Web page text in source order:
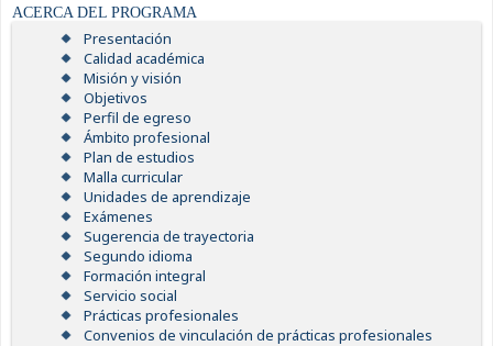
ACERCA DEL PROGRAMA
Presentación
Calidad académica
Misión y visión
Objetivos
Perfil de egreso
Ámbito profesional
Plan de estudios
Malla curricular
Unidades de aprendizaje
Exámenes
Sugerencia de trayectoria
Segundo idioma
Formación integral
Servicio social
Prácticas profesionales
Convenios de vinculación de prácticas profesionales